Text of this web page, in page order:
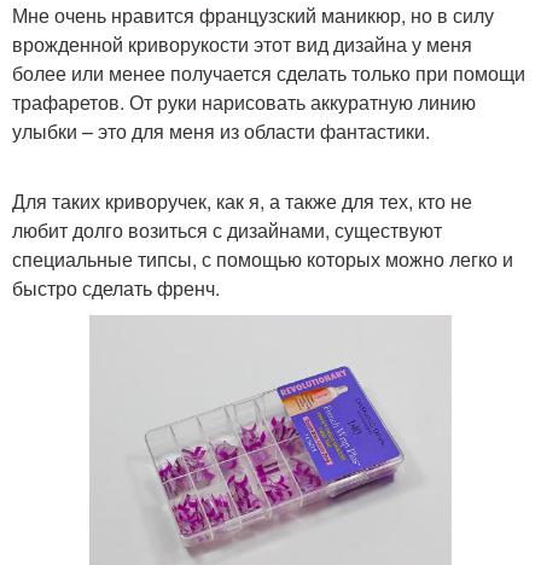
Мне очень нравится французский маникюр, но в силу
врожденной криворукости этот вид дизайна у меня
более или менее получается сделать только при помощи
трафаретов. От руки нарисовать аккуратную линию
улыбки – это для меня из области фантастики.
Для таких криворучек, как я, а также для тех, кто не
любит долго возиться с дизайнами, существуют
специальные типсы, с помощью которых можно легко и
быстро сделать френч.